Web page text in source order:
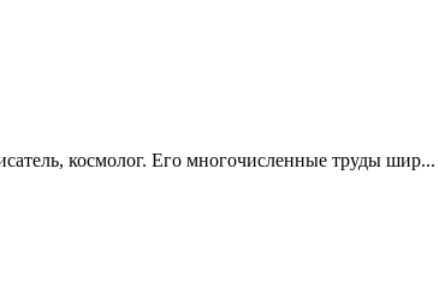
космолог. Его многочисленные труды шир...